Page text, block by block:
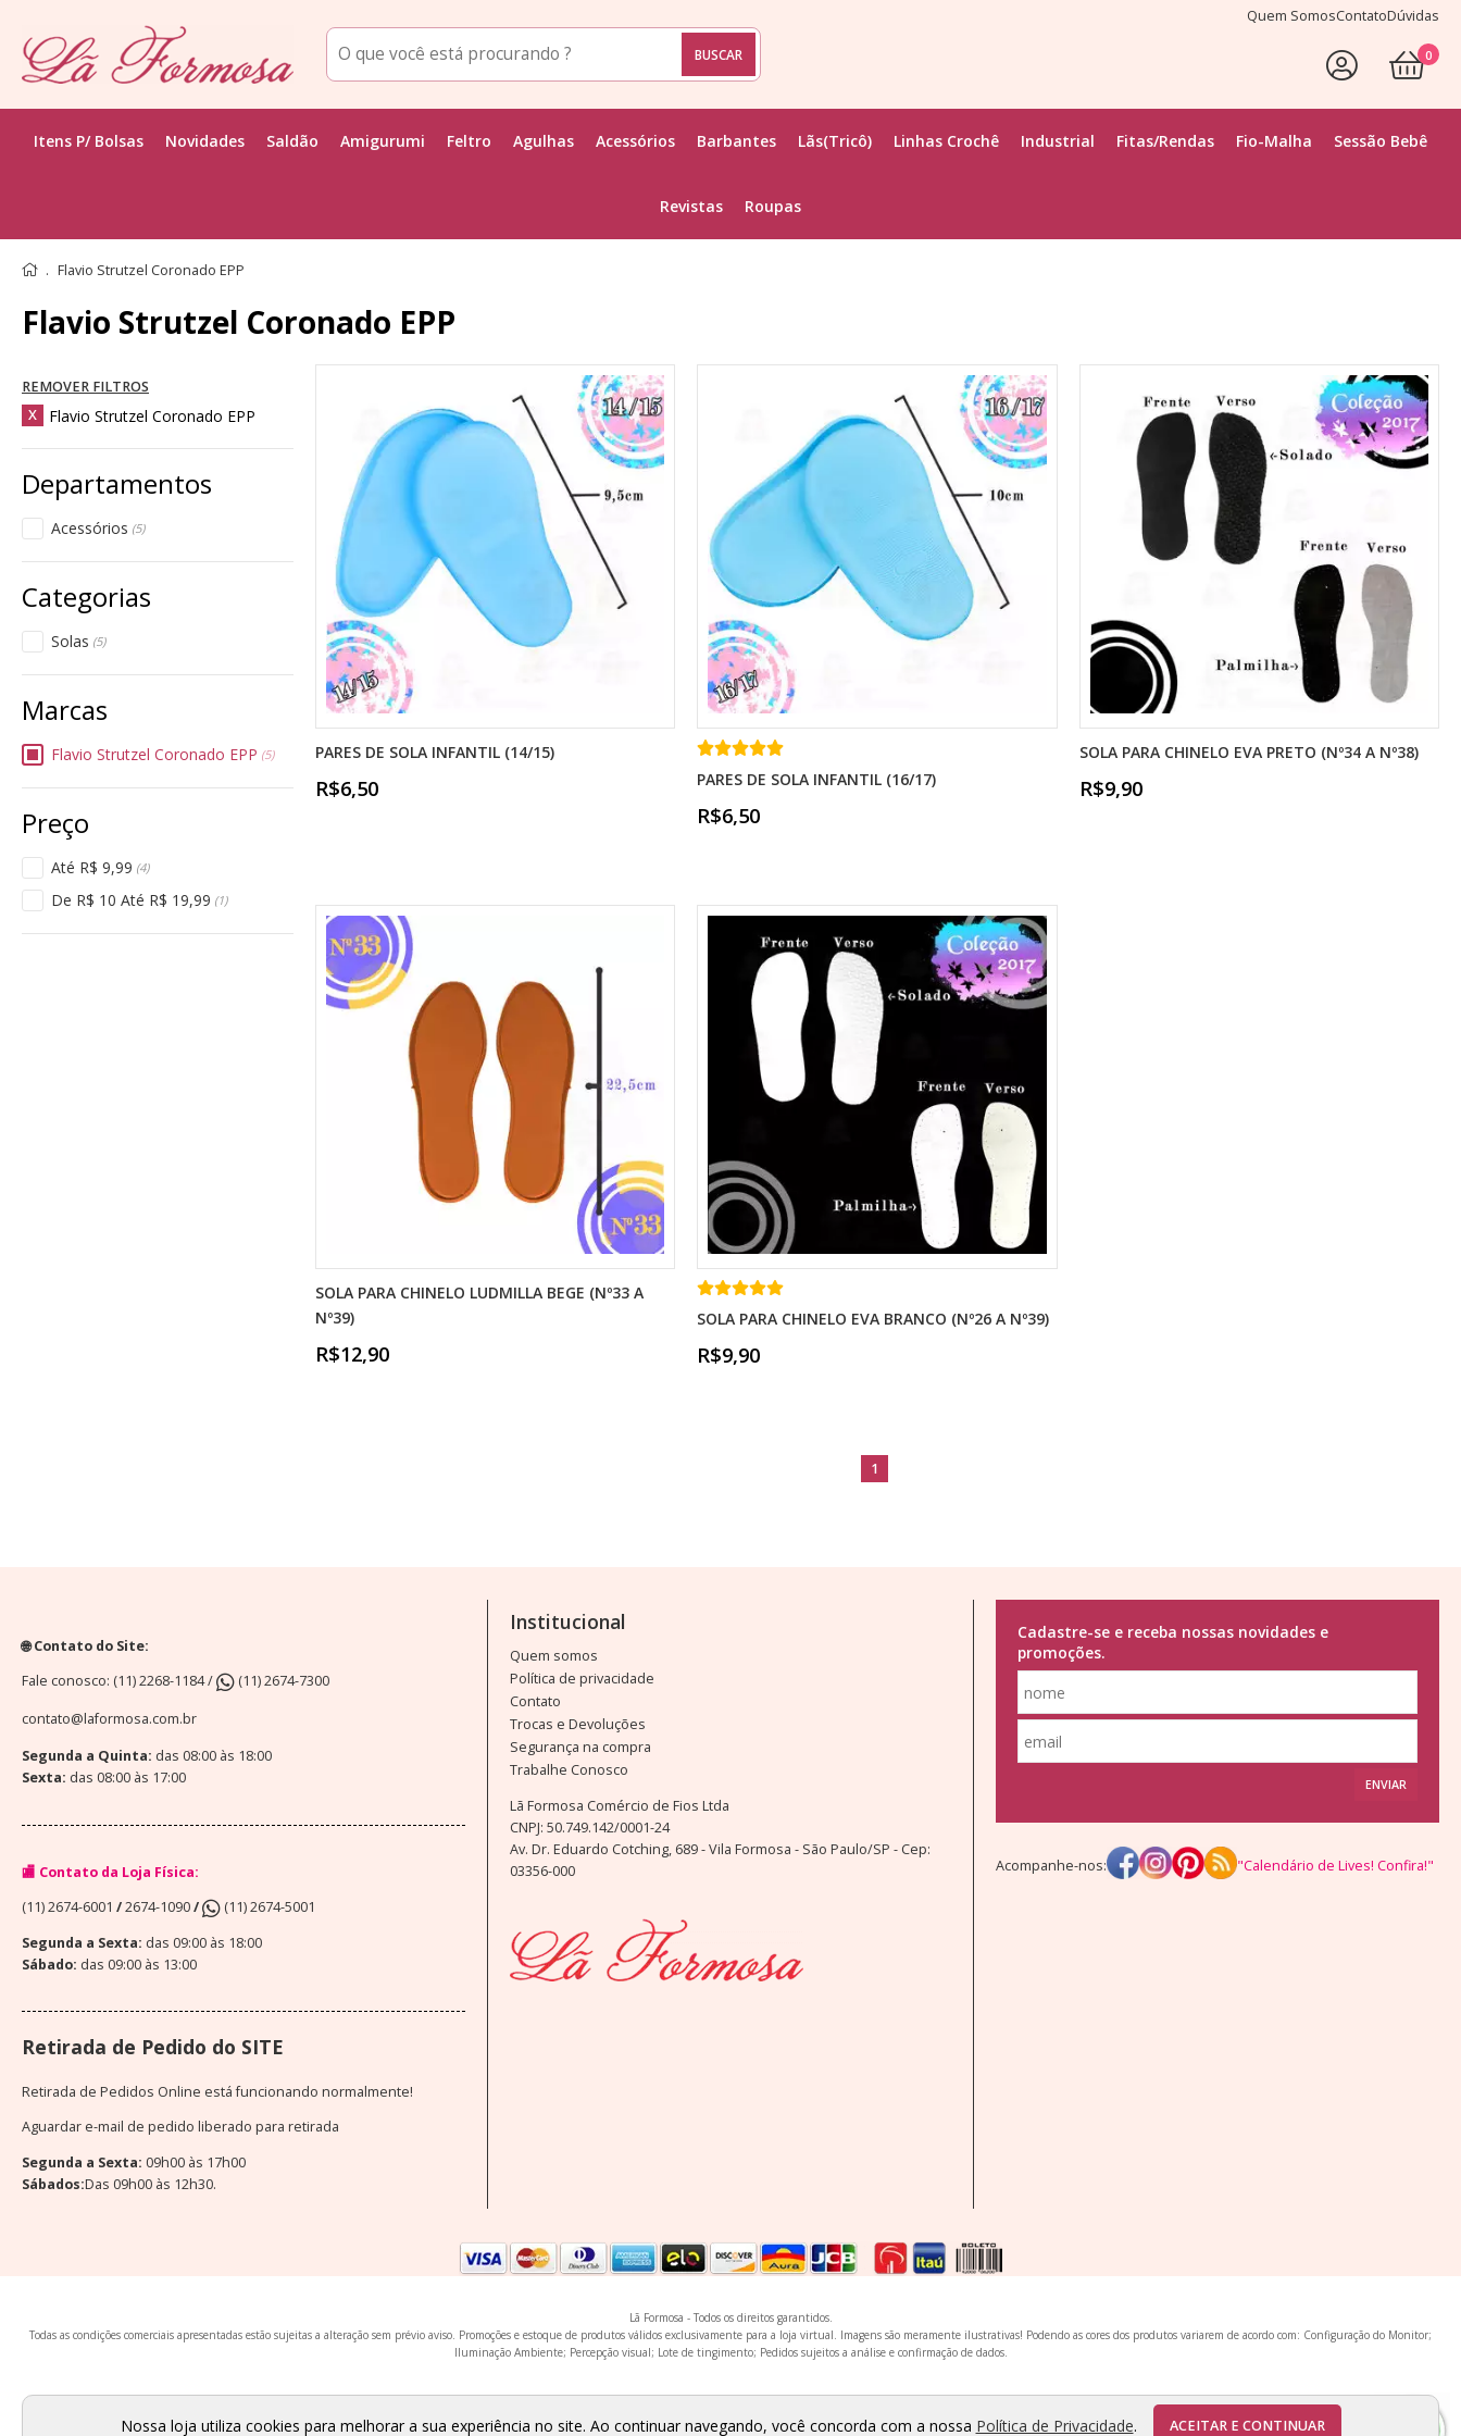
Quem SomosContatoDúvidas
Itens P/ Bolsas Novidades Saldão Amigurumi Feltro Agulhas Acessórios Barbantes Lãs(Tricô) Linhas Crochê Industrial Fitas/Rendas Fio-Malha Sessão Bebê
Revistas Roupas
0
Flavio Strutzel Coronado EPP
Flavio Strutzel Coronado EPP
REMOVER FILTROS
Flavio Strutzel Coronado EPP
X
Acessórios (5)
Solas (5)
Flavio Strutzel Coronado EPP (5)
Até R$ 9,99 (4)
De R$ 10 Até R$ 19,99 (1)
PARES DE SOLA INFANTIL (14/15)
R$6,50 PARES DE SOLA INFANTIL (16/17)
R$6,50
SOLA PARA CHINELO EVA PRETO (Nº34 A Nº38)
R$9,90
SOLA PARA CHINELO LUDMILLA BEGE (Nº33 A
Nº39)
R$12,90
SOLA PARA CHINELO EVA BRANCO (Nº26 A Nº39)
R$9,90
1
🌐 Contato do Site:
Fale conosco: (11) 2268-1184 /
(11) 2674-7300
contato@laformosa.com.br
Segunda a Quinta: das 08:00 às 18:00
Sexta: das 08:00 às 17:00
🏬 Contato da Loja Física:
(11) 2674-6001 /2674-1090/
(11) 2674-5001
Segunda a Sexta: das 09:00 às 18:00
Sábado: das 09:00 às 13:00
Retirada de Pedido do SITE
Retirada de Pedidos Online está funcionando normalmente!
Aguardar e-mail de pedido liberado para retirada
Segunda a Sexta: 09h00 às 17h00
Sábados:Das 09h00 às 12h30.
Institucional
Quem somos
Política de privacidade
Contato
Trocas e Devoluções
Segurança na compra
Trabalhe Conosco
Lã Formosa Comércio de Fios Ltda
CNPJ: 50.749.142/0001-24
Av. Dr. Eduardo Cotching, 689 - Vila Formosa - São Paulo/SP - Cep:
03356-000
Cadastre-se e receba nossas novidades e
promoções.
ENVIAR
Acompanhe-nos: "Calendário de Lives! Confira!"
Lã Formosa - Todos os direitos garantidos.
Todas as condições comerciais apresentadas estão sujeitas a alteração sem prévio aviso. Promoções e estoque de produtos válidos exclusivamente para a loja virtual. Imagens são meramente ilustrativas! Podendo as cores dos produtos variarem de acordo com: Configuração do Monitor;
Iluminação Ambiente; Percepção visual; Lote de tingimento; Pedidos sujeitos a análise e confirmação de dados.
Nossa loja utiliza cookies para melhorar a sua experiência no site. Ao continuar navegando, você concorda com a nossa Política de Privacidade. ACEITAR E CONTINUAR